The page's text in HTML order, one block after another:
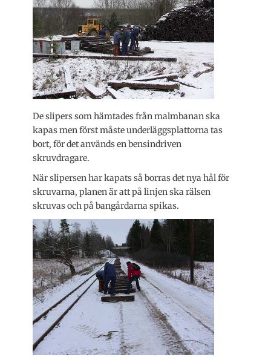
De slipers som hämtades från malmbanan ska
kapas men först måste underläggsplattorna tas
bort, för det används en bensindriven
skruvdragare.
När slipersen har kapats så borras det nya hål för
skruvarna, planen är att på linjen ska rälsen
skruvas och på bangårdarna spikas.